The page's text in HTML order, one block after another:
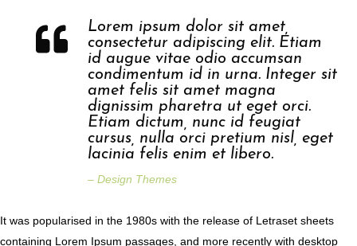
Lorem ipsum dolor sit amet,
consectetur adipiscing elit. Etiam
id augue vitae odio accumsan
condimentum id in urna. Integer sit
amet felis sit amet magna
dignissim pharetra ut eget orci.
Etiam dictum, nunc id feugiat
cursus, nulla orci pretium nisl, eget
lacinia felis enim et libero.
– Design Themes
It was popularised in the 1980s with the release of Letraset sheets
containing Lorem Ipsum passages, and more recently with desktop